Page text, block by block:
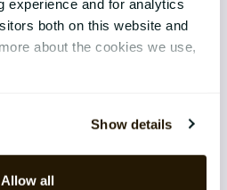
experience and for analytics
both on this website and
about the cookies we use,
Show details
Allow all